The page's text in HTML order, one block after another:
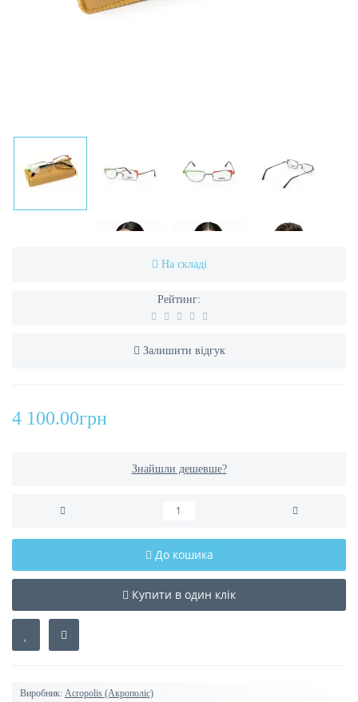
На складі
Рейтинг:
Залишити відгук
4 100.00грн
Знайшли дешевше?
До кошика
Купити в один клік
Виробник: Acropolis (Акрополіс)